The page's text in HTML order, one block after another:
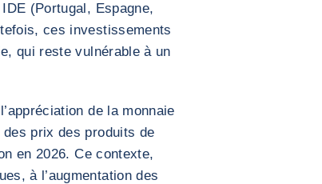
(Portugal, Espagne,
ces investissements
qui reste vulnérable à un
de la monnaie
prix des produits de
en 2026. Ce contexte,
à l’augmentation des